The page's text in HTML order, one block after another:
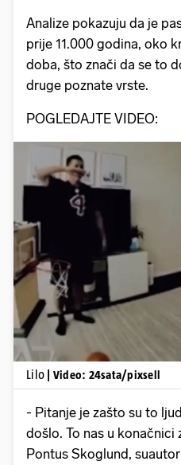
Analize pokazuju da je
prije 11.000 godina, oko
doba, što znači da se to
druge poznate vrste.
POGLEDAJTE VIDEO:
Lilo | Video: 24sata/pixsell
- Pitanje je zašto su to
došlo. To nas u konačnici
Pontus Skoglund,